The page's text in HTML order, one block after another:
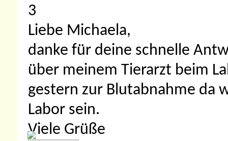
3
Liebe Michaela,
danke für deine schnelle
über meinem Tierarzt beim
gestern zur Blutabnahme da
Labor sein.
Viele Grüße